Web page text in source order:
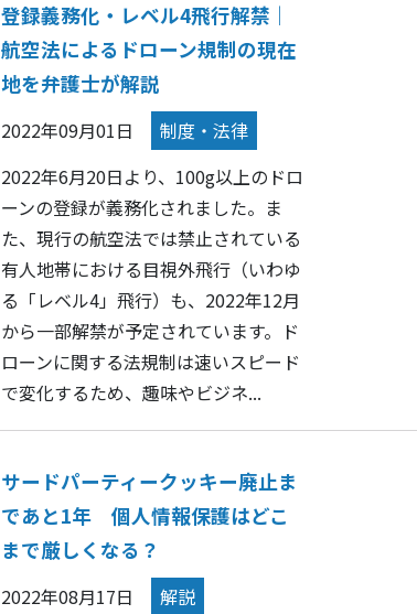
登録義務化・レベル4飛行解禁｜
航空法によるドローン規制の現在
地を弁護士が解説
2022年09月01日
制度・法律
2022年6月20日より、100g以上のドロ
ーンの登録が義務化されました。ま
た、現行の航空法では禁止されている
有人地帯における目視外飛行（いわゆ
る「レベル4」飛行）も、2022年12月
から一部解禁が予定されています。ド
ローンに関する法規制は速いスピード
で変化するため、趣味やビジネ...
サードパーティークッキー廃止ま
であと1年 個人情報保護はどこ
まで厳しくなる？
2022年08月17日
解説